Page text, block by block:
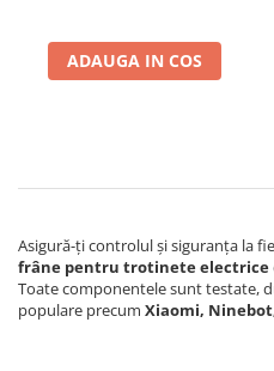
ADAUGA IN COS
Asigură-ți controlul și siguranța la
frâne pentru trotinete electrice
Toate componentele sunt testate,
populare precum Xiaomi,